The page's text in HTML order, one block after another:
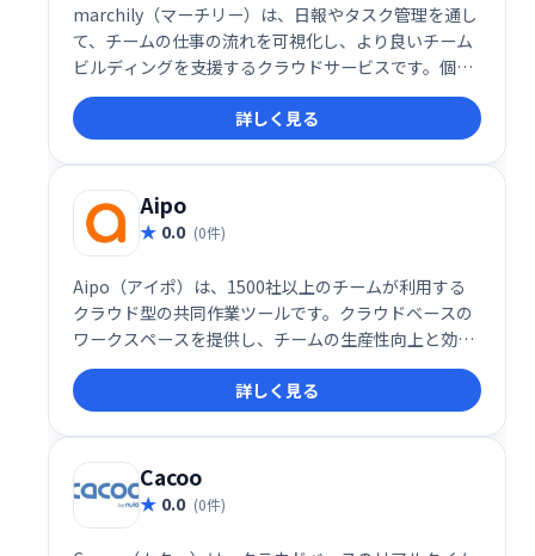
marchily（マーチリー）は、日報やタスク管理を通し
て、チームの仕事の流れを可視化し、より良いチーム
ビルディングを支援するクラウドサービスです。個人
の日々の業務状況とチーム全体の進捗状況を把握する
ことで、生産性向上と円滑な連携を実現します。チー
ムの状況をリアルタイムに確認し、課題を早期に発見
し解決することで、より効率的なチームワークを目指
せます。
詳しく見る
Aipo
0.0 (0件)
Aipo（アイポ）は、1500社以上のチームが利用する
クラウド型の共同作業ツールです。クラウドベースの
ワークスペースを提供し、チームの生産性向上と効率
的な共同作業を実現します。
詳しく見る
Cacoo
0.0 (0件)